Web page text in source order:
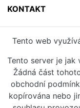
KONTAKT
Tento web
Tento server je jak
Žádná část
obchodní
kopírována nebo